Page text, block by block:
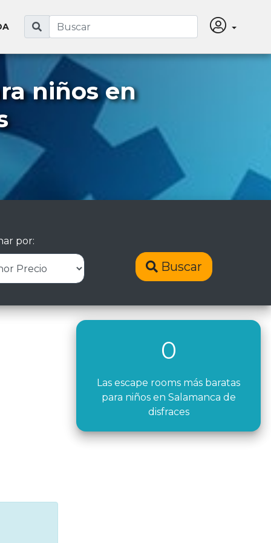
niños en
por:
Buscar
0
Las escape rooms más baratas
para niños en Salamanca de
disfraces